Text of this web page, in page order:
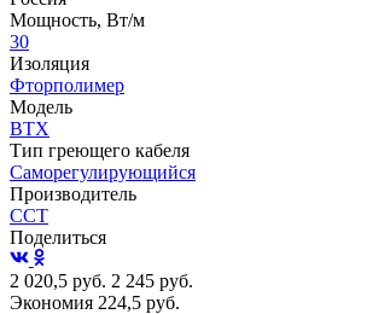
Мощность, Вт/м
30
Изоляция
Фторполимер
Модель
ВТХ
Тип греющего кабеля
Саморегулирующийся
Производитель
ССТ
Поделиться
2 020,5 руб. 2 245 руб.
Экономия 224,5 руб.